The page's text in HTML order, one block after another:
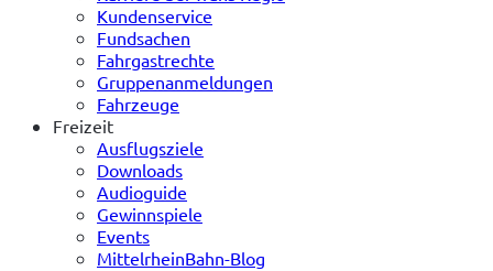
Kundenservice
Fundsachen
Fahrgastrechte
Gruppenanmeldungen
Fahrzeuge
Freizeit
Ausflugsziele
Downloads
Audioguide
Gewinnspiele
Events
MittelrheinBahn-Blog